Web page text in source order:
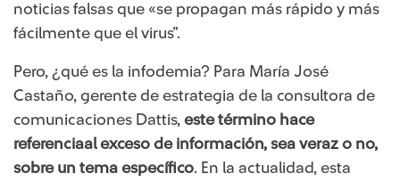
noticias falsas que «se propagan más rápido y más
fácilmente que el virus”.
Pero, ¿qué es la infodemia? Para María José
Castaño, gerente de estrategia de la consultora de
comunicaciones Dattis, este término hace
referenciaal exceso de información, sea veraz o no,
sobre un tema específico. En la actualidad, esta